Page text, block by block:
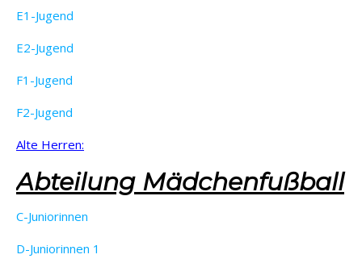
E1-Jugend
E2-Jugend
F1-Jugend
F2-Jugend
Alte Herren:
Abteilung Mädchenfußball
C-Juniorinnen
D-Juniorinnen 1